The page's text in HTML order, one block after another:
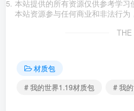
本站提供的所有资源仅供参考学
本站资源参与任何商业和非法行为
THE
材质包
# 我的世界1.19材质包
# 我